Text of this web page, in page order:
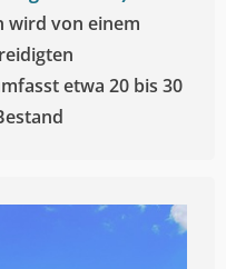
wird von einem
etwa 20 bis 30